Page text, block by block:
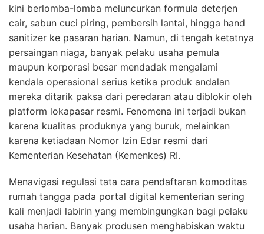
kini berlomba-lomba meluncurkan formula deterjen
cair, sabun cuci piring, pembersih lantai, hingga hand
sanitizer ke pasaran harian. Namun, di tengah ketatnya
persaingan niaga, banyak pelaku usaha pemula
maupun korporasi besar mendadak mengalami
kendala operasional serius ketika produk andalan
mereka ditarik paksa dari peredaran atau diblokir oleh
platform lokapasar resmi. Fenomena ini terjadi bukan
karena kualitas produknya yang buruk, melainkan
karena ketiadaan Nomor Izin Edar resmi dari
Kementerian Kesehatan (Kemenkes) RI.
Menavigasi regulasi tata cara pendaftaran komoditas
rumah tangga pada portal digital kementerian sering
kali menjadi labirin yang membingungkan bagi pelaku
usaha harian. Banyak produsen menghabiskan waktu